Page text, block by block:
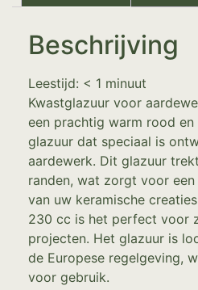
Beschrijving
Leestijd: < 1 minuut
Kwastglazuur voor
een prachtig warm rood
glazuur dat speciaal is
aardewerk. Dit glazuur
randen, wat zorgt voor
van uw keramische
230 cc is het perfect voor
projecten. Het glazuur is
de Europese regelgeving,
voor gebruik.